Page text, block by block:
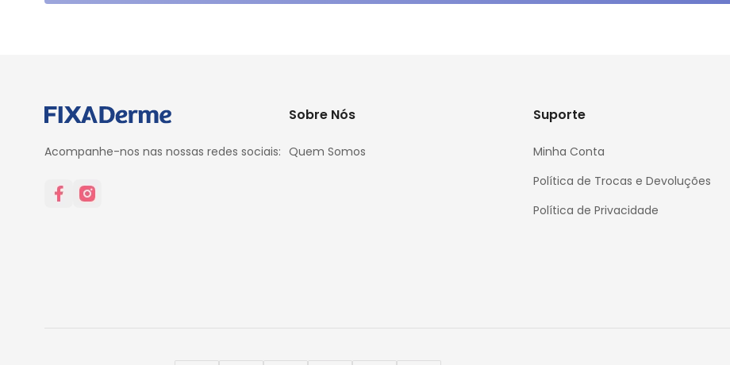
Acompanhe-nos nas nossas redes sociais:
Sobre Nós
Quem Somos
Suporte
Minha Conta
Política de Trocas e Devoluções
Política de Privacidade